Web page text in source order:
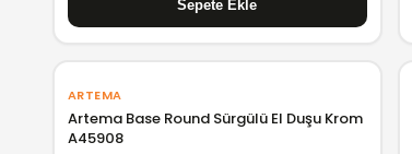
ARTEMA
Artema Base Round Sürgülü El Duşu Krom
A45908